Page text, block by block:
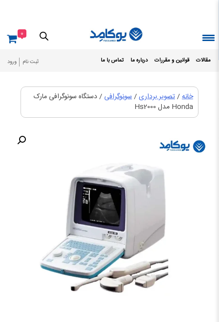
مقالات قوانین و مقررات درباره ما تماس با ما ثبت نام ورود
0
خانه/تصویر برداری/سونوگرافی / دستگاه سونوگرافی مارک
Honda مدل Hs2000